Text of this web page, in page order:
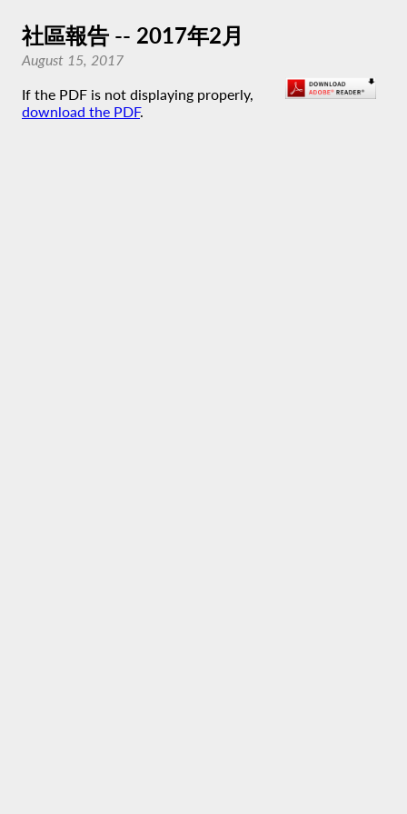
社區報告 -- 2017年2月
August 15, 2017
If the PDF is not displaying properly,
download the PDF.